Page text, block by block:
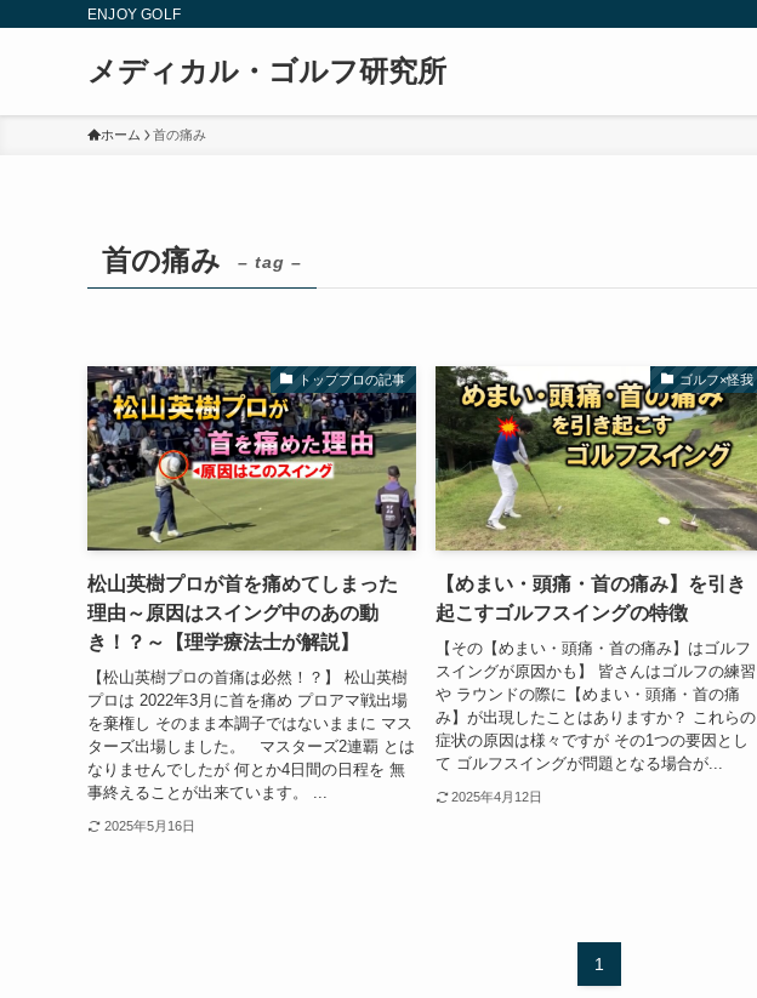
ENJOY GOLF
メディカル・ゴルフ研究所
ホーム 首の痛み
首の痛み – tag –
トッププロの記事
松山英樹プロが首を痛めてしまった
理由～原因はスイング中のあの動
き！？～【理学療法士が解説】
【松山英樹プロの首痛は必然！？】 松山英樹
プロは 2022年3月に首を痛め プロアマ戦出場
を棄権し そのまま本調子ではないままに マス
ターズ出場しました。 マスターズ2連覇 とは
なりませんでしたが 何とか4日間の日程を 無
事終えることが出来ています。 ...
2025年5月16日
ゴルフ×怪我
【めまい・頭痛・首の痛み】を引き
起こすゴルフスイングの特徴
【その【めまい・頭痛・首の痛み】はゴルフ
スイングが原因かも】 皆さんはゴルフの練習
や ラウンドの際に【めまい・頭痛・首の痛
み】が出現したことはありますか？ これらの
症状の原因は様々ですが その1つの要因とし
て ゴルフスイングが問題となる場合が...
2025年4月12日
1